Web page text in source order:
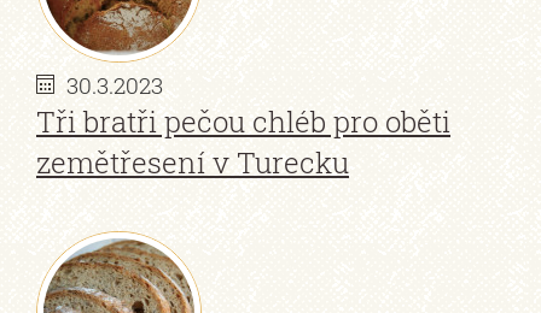
30.3.2023
Tři bratři pečou chléb pro oběti
zemětřesení v Turecku